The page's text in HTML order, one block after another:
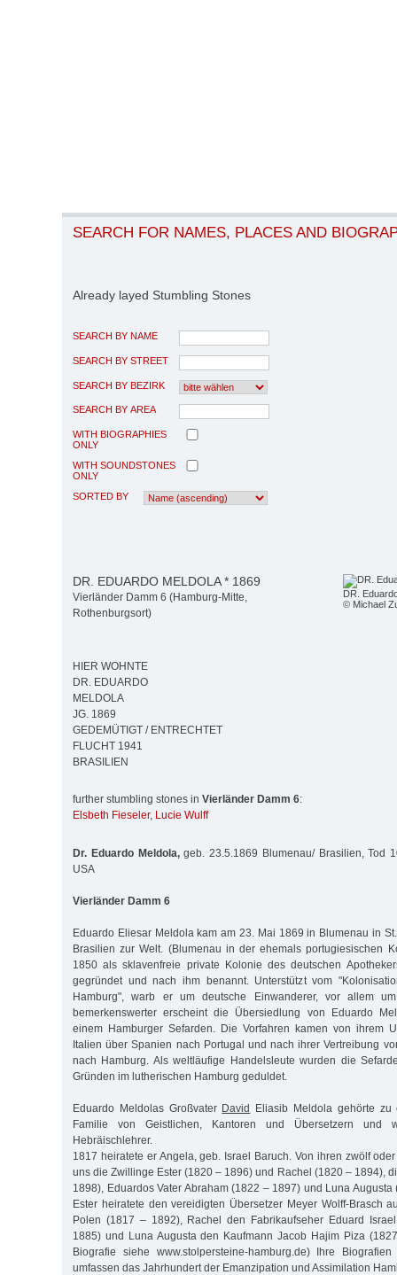
SEARCH FOR NAMES, PLACES AND
Already layed Stumbling Stones
SEARCH BY NAME
SEARCH BY STREET
SEARCH BY BEZIRK
SEARCH BY AREA
WITH BIOGRAPHIES
ONLY
WITH SOUNDSTONES
ONLY
SORTED BY
DR.
© Michael
DR. EDUARDO MELDOLA * 1869
Vierländer Damm 6 (Hamburg-Mitte,
Rothenburgsort)
HIER WOHNTE
DR. EDUARDO
MELDOLA
JG. 1869
GEDEMÜTIGT / ENTRECHTET
FLUCHT 1941
BRASILIEN
further stumbling stones in Vierländer Damm 6:
Elsbeth Fieseler, Lucie Wulff
Dr. Eduardo Meldola,geb. 23.5.1869 Blumenau/ Brasilien, Tod
USA
Vierländer Damm 6
Eduardo Eliesar Meldola kam am 23. Mai 1869 in Blumenau in
Brasilien zur Welt. (Blumenau in der ehemals portugiesischen
1850 als sklavenfreie private Kolonie des deutschen
gegründet und nach ihm benannt. Unterstützt vom
Hamburg", warb er um deutsche Einwanderer, vor allem
bemerkenswerter erscheint die Übersiedlung von Eduardo
einem Hamburger Sefarden. Die Vorfahren kamen von ihrem
Italien über Spanien nach Portugal und nach ihrer Vertreibung
nach Hamburg. Als weltläufige Handelsleute wurden die
Gründen im lutherischen Hamburg geduldet.
Eduardo Meldolas Großvater David Eliasib Meldola gehörte zu
Familie von Geistlichen, Kantoren und Übersetzern und
Hebräischlehrer.
1817 heiratete er Angela, geb. Israel Baruch. Von ihren zwölf
uns die Zwillinge Ester (1820 – 1896) und Rachel (1820 – 1894),
1898), Eduardos Vater Abraham (1822 – 1897) und Luna
Ester heiratete den vereidigten Übersetzer Meyer Wolff-Brasch
Polen (1817 – 1892), Rachel den Fabrikaufseher Eduard
1885) und Luna Augusta den Kaufmann Jacob Hajim Piza
Biografie siehe www.stolpersteine-hamburg.de) Ihre
umfassen das Jahrhundert der Emanzipation und Assimilation